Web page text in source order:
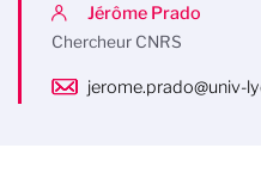
Jérôme Prado
Chercheur CNRS
jerome.prado@univ-